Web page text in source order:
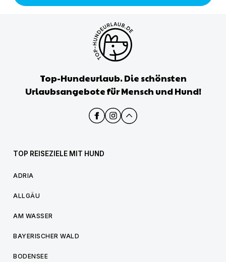
Top-Hundeurlaub. Die schönsten
Urlaubsangebote für Mensch und Hund!
TOP REISEZIELE MIT HUND
ADRIA
ALLGÄU
AM WASSER
BAYERISCHER WALD
BODENSEE